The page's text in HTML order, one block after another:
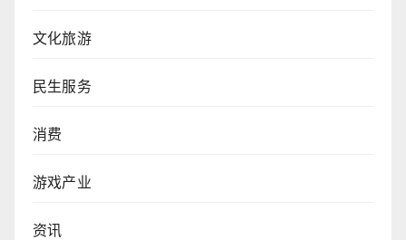
文化旅游
民生服务
消费
游戏产业
资讯